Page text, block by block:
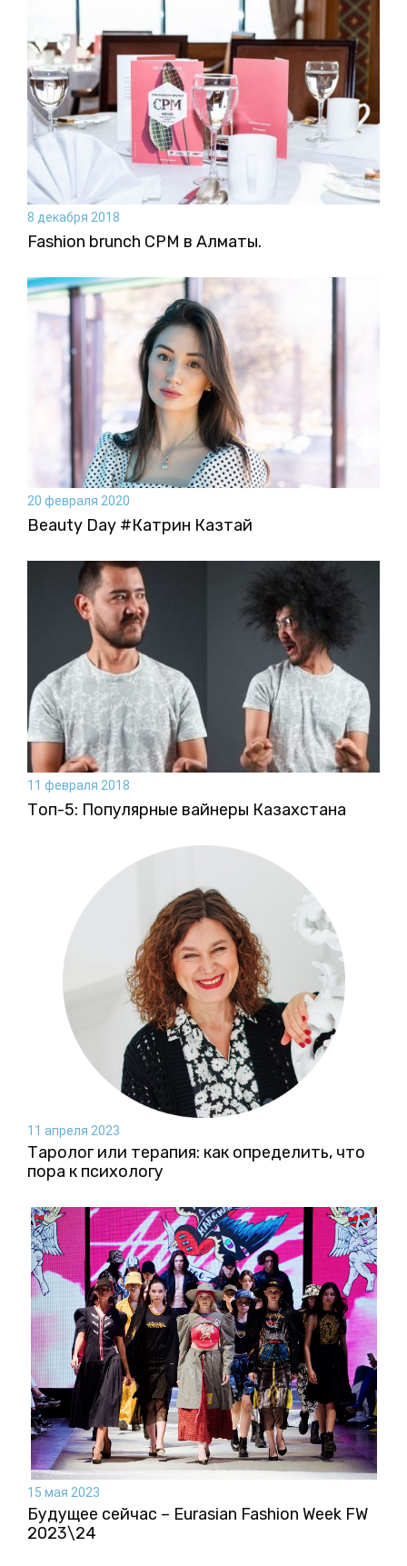
8 декабря 2018
Fashion brunch CPM в Алматы.
20 февраля 2020
Beauty Day #Катрин Казтай
11 февраля 2018
Топ-5: Популярные вайнеры Казахстана
11 апреля 2023
Таролог или терапия: как определить, что
пора к психологу
15 мая 2023
Будущее сейчас – Eurasian Fashion Week FW
2023\24